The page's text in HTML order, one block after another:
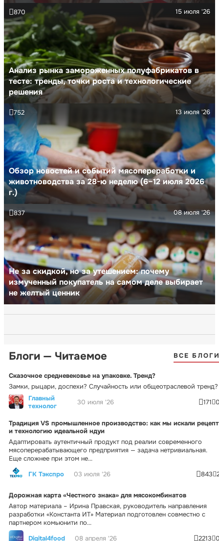
Анализ рынка замороженных полуфабрикатов в
тесте: тренды, точки роста и технологические
решения
15 июля '26
870
Обзор новостей и событий мясопереработки и
животноводства за 28-ю неделю (6–12 июля 2026
г.)
13 июля '26
752
Не за скидкой, но за утешением: почему
измученный покупатель на самом деле выбирает
не желтый ценник
08 июля '26
837
Блоги — Читаемое ВСЕ
Сказочное средневековье на упаковке. Тренд?
Замки, рыцари, доспехи? Случайность или общеотраслевой тренд?
Главный
технолог
30 июля '26 171
Традиция VS промышленное производство: как мы искали рецепт
и технологию идеальной ндуи
Адаптировать аутентичный продукт под реалии современного
мясоперерабатывающего предприятия — задача нетривиальная.
Еще сложнее при этом не...
ГК Тэкспро
03 июля '26 843
Дорожная карта «Честного знака» для мясокомбинатов
Автор материала – Ирина Правская, руководитель направления
разработки «Константа ИТ» Материал подготовлен совместно с
партнером комьюнити по...
Digital4food
08 апреля '26 2213